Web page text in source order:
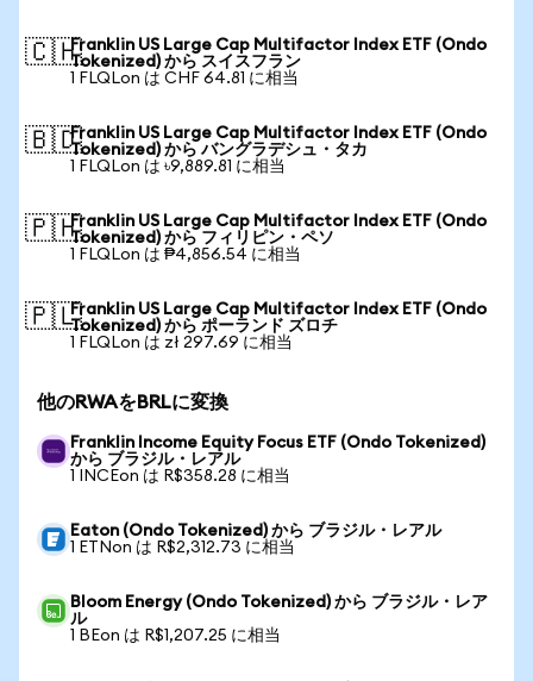
🇨🇭Franklin US Large Cap Multifactor Index ETF (Ondo
Tokenized) から スイスフラン
1 FLQLon は CHF 64.81 に相当
🇧🇩Franklin US Large Cap Multifactor Index ETF (Ondo
Tokenized) から バングラデシュ・タカ
1 FLQLon は ৳9,889.81 に相当
🇵🇭Franklin US Large Cap Multifactor Index ETF (Ondo
Tokenized) から フィリピン・ペソ
1 FLQLon は ₱4,856.54 に相当
🇵🇱Franklin US Large Cap Multifactor Index ETF (Ondo
Tokenized) から ポーランド ズロチ
1 FLQLon は zł 297.69 に相当
他のRWAをBRLに変換
Franklin Income Equity Focus ETF (Ondo Tokenized)
から ブラジル・レアル
1 INCEon は R$358.28 に相当
Eaton (Ondo Tokenized) から ブラジル・レアル
1 ETNon は R$2,312.73 に相当
Bloom Energy (Ondo Tokenized) から ブラジル・レア
ル
1 BEon は R$1,207.25 に相当